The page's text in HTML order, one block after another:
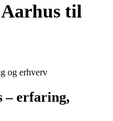
til
og erhverv
– erfaring,